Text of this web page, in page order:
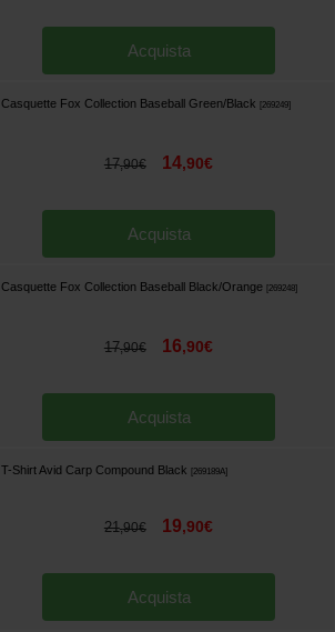
Acquista
Casquette Fox Collection Baseball Green/Black 269249]
17,90€ 14,90€
Acquista
Casquette Fox Collection Baseball Black/Orange 269248]
17,90€ 16,90€
Acquista
T-Shirt Avid Carp Compound Black 269189A]
21,90€ 19,90€
Acquista